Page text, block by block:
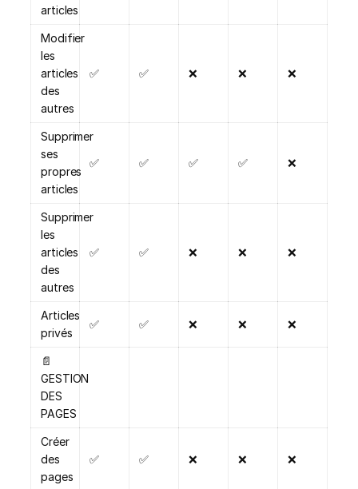
articles
Modifier
les
articles
des
autres
✅ ✅ ❌ ❌ ❌
Supprimer
ses
propres
articles
✅ ✅ ✅ ✅ ❌
Supprimer
les
articles
des
autres
✅ ✅ ❌ ❌ ❌
Articles
privés
✅ ✅ ❌ ❌ ❌
📄
GESTION
DES
PAGES
Créer
des
pages
✅ ✅ ❌ ❌ ❌